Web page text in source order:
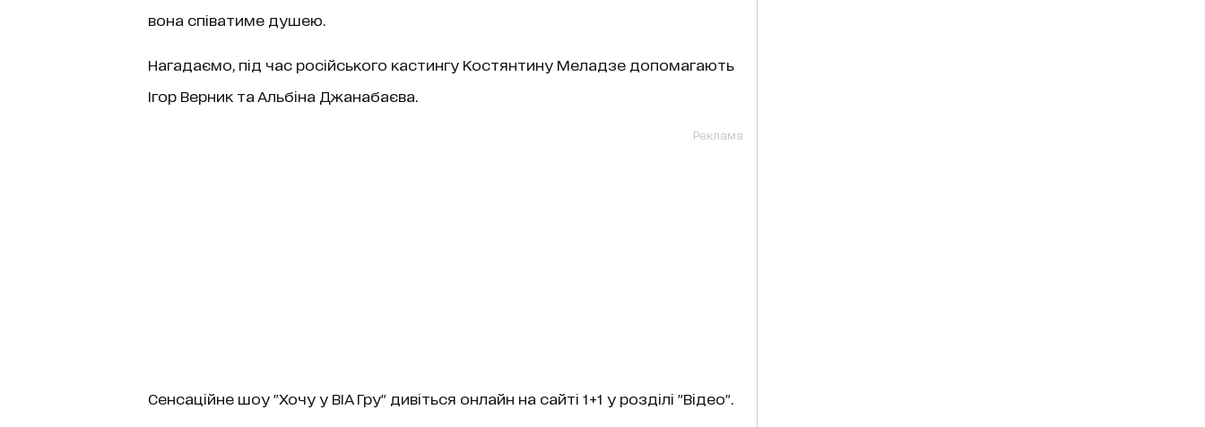
вона співатиме душею.
Нагадаємо, під час російського кастингу Костянтину Меладзе допомагають
Ігор Верник та Альбіна Джанабаєва.
Реклама
Сенсаційне шоу "Хочу у ВІА Гру" дивіться онлайн на сайті 1+1 у розділі "Відео".